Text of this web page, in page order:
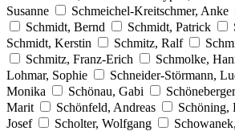
Susanne
Schmeichel-Kreitschmer, Anke
Schmidt, Bernd
Schmidt, Patrick
Schmidt, Kerstin
Schmitz, Ralf
Schmitz, Franz-Erich
Schmolke,
Lohmar, Sophie
Schneider-Störmann,
Monika
Schönau, Gabi
Marit
Schönfeld, Andreas Schöning,
Josef
Scholter, Wolfgang